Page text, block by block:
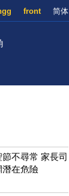
简体
front
不尋常 家長司
在危險